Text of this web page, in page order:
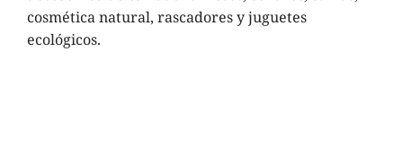
cosmética natural, rascadores y juguetes
ecológicos.